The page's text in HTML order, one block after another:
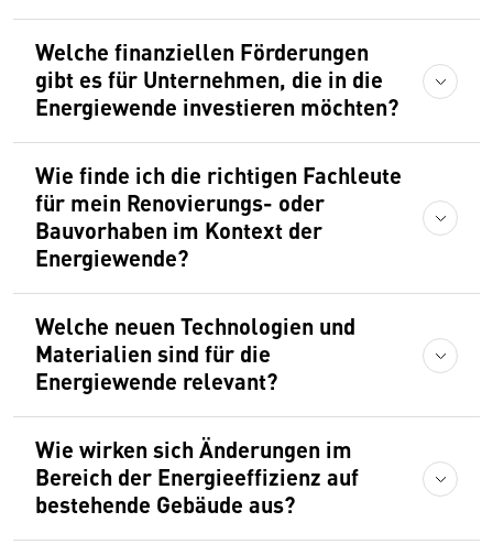
Welche finanziellen Förderungen
gibt es für Unternehmen, die in die
Energiewende investieren möchten?
Wie finde ich die richtigen Fachleute
für mein Renovierungs- oder
Bauvorhaben im Kontext der
Energiewende?
Welche neuen Technologien und
Materialien sind für die
Energiewende relevant?
Wie wirken sich Änderungen im
Bereich der Energieeffizienz auf
bestehende Gebäude aus?